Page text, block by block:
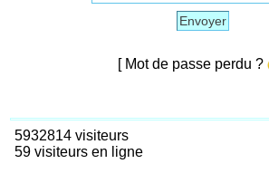
Envoyer
[ Mot de passe perdu ?
5932814 visiteurs
59 visiteurs en ligne